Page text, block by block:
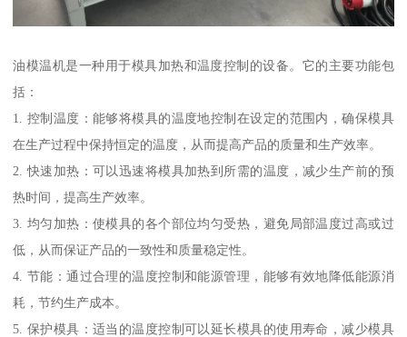
油模温机是一种用于模具加热和温度控制的设备。它的主要功能包
括：
1. 控制温度：能够将模具的温度地控制在设定的范围内，确保模具
在生产过程中保持恒定的温度，从而提高产品的质量和生产效率。
2. 快速加热：可以迅速将模具加热到所需的温度，减少生产前的预
热时间，提高生产效率。
3. 均匀加热：使模具的各个部位均匀受热，避免局部温度过高或过
低，从而保证产品的一致性和质量稳定性。
4. 节能：通过合理的温度控制和能源管理，能够有效地降低能源消
耗，节约生产成本。
5. 保护模具：适当的温度控制可以延长模具的使用寿命，减少模具